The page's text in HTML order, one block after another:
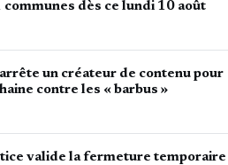
communes dès ce lundi 10 août
un créateur de contenu pour
contre les « barbus »
valide la fermeture temporaire